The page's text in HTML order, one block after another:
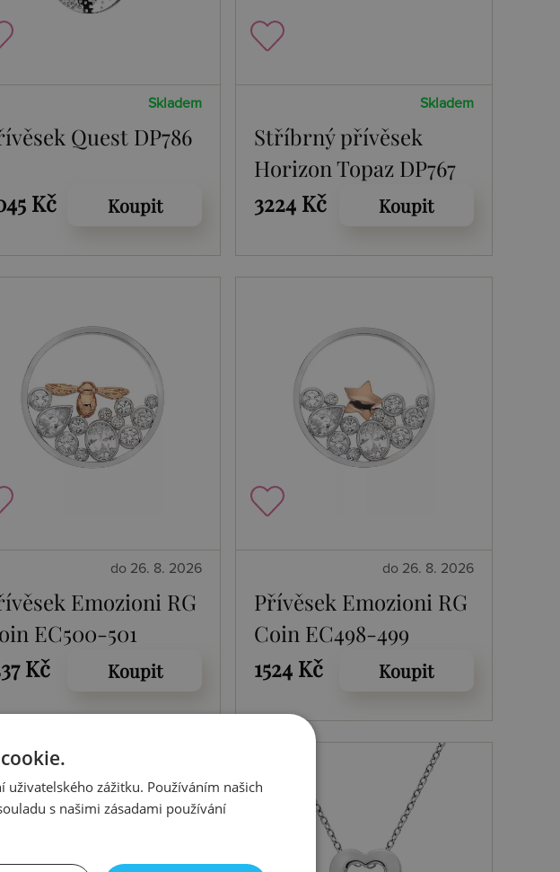
Skladem
Quest DP786
Kč Koupit
Skladem
Stříbrný přívěsek
Horizon Topaz DP767
3224 Kč
Koupit
do 26. 8. 2026
Emozioni RG
EC500-501
Kč
Koupit
do 26. 8. 2026
Přívěsek Emozioni RG
Coin EC498-499
1524 Kč
Koupit
zážitku. Používáním našich
s našimi zásadami používání